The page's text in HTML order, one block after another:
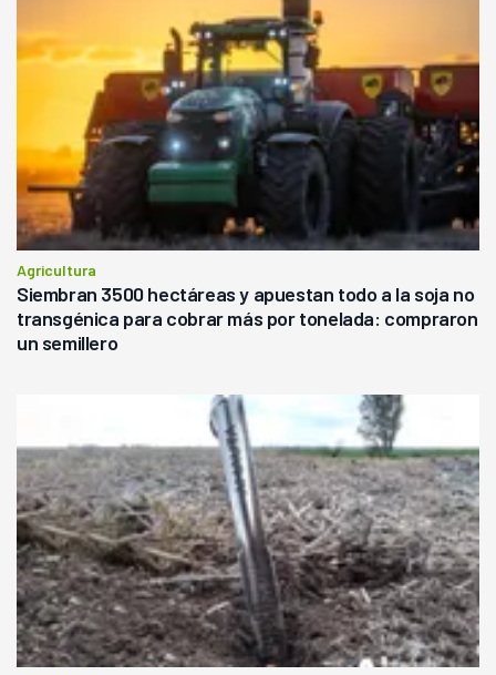
Agricultura
Siembran 3500 hectáreas y apuestan todo a la soja no
transgénica para cobrar más por tonelada: compraron
un semillero